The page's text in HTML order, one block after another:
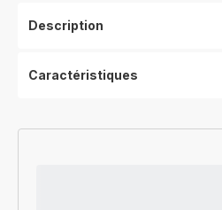
Description
Caractéristiques